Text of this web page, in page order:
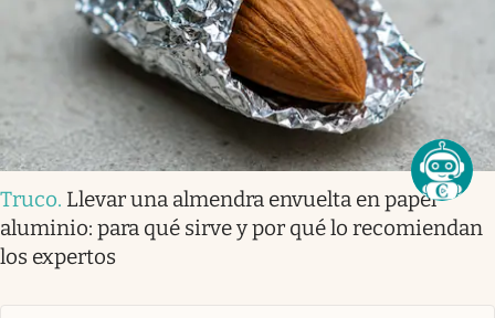
Truco. Llevar una almendra envuelta en papel
aluminio: para qué sirve y por qué lo recomiendan
los expertos